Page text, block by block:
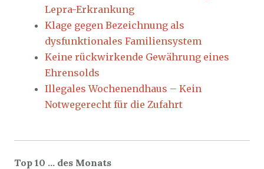
Lepra-Erkrankung
Klage gegen Bezeichnung als
dysfunktionales Familiensystem
Keine rückwirkende Gewährung eines
Ehrensolds
Illegales Wochenendhaus – Kein
Notwegerecht für die Zufahrt
Top 10 … des Monats